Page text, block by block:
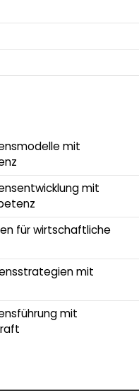
mit
mit
für wirtschaftliche
mit
mit